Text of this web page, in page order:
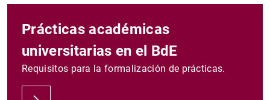
Prácticas académicas
universitarias en el BdE
Requisitos para la formalización de prácticas.